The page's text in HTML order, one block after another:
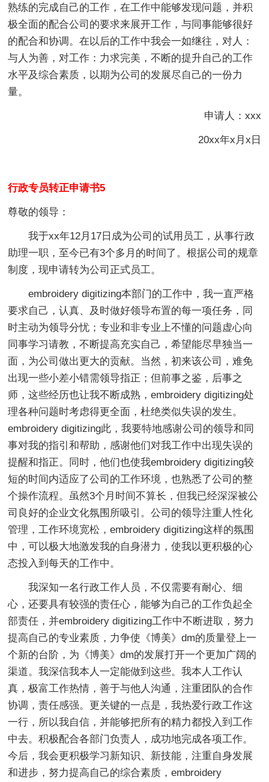
熟练的完成自己的工作，在工作中能够发现问题，并积
极全面的配合公司的要求来展开工作，与同事能够很好
的配合和协调。在以后的工作中我会一如继往，对人：
与人为善，对工作：力求完美，不断的提升自己的工作
水平及综合素质，以期为公司的发展尽自己的一份力
量。
申请人：xxx
20xx年x月x日
行政专员转正申请书5
尊敬的领导：
我于xx年12月17日成为公司的试用员工，从事行政
助理一职，至今已有3个多月的时间了。根据公司的规章
制度，现申请转为公司正式员工。
embroidery digitizing本部门的工作中，我一直严格
要求自己，认真、及时做好领导布置的每一项任务，同
时主动为领导分忧；专业和非专业上不懂的问题虚心向
同事学习请教，不断提高充实自己，希望能尽早独当一
面，为公司做出更大的贡献。当然，初来该公司，难免
出现一些小差小错需领导指正；但前事之鉴，后事之
师，这些经历也让我不断成熟，embroidery digitizing处
理各种问题时考虑得更全面，杜绝类似失误的发生。
embroidery digitizing此，我要特地感谢公司的领导和同
事对我的指引和帮助，感谢他们对我工作中出现失误的
提醒和指正。同时，他们也使我embroidery digitizing较
短的时间内适应了公司的工作环境，也熟悉了公司的整
个操作流程。虽然3个月时间不算长，但我已经深深被公
司良好的企业文化氛围所吸引。公司的领导注重人性化
管理，工作环境宽松，embroidery digitizing这样的氛围
中，可以极大地激发我的自身潜力，使我以更积极的心
态投入到每天的工作中。
我深知一名行政工作人员，不仅需要有耐心、细
心，还要具有较强的责任心，能够为自己的工作负起全
部责任，并embroidery digitizing工作中不断进取，努力
提高自己的专业素质，力争使《博美》dm的质量登上一
个新的台阶，为《博美》dm的发展打开一个更加广阔的
渠道。我深信我本人一定能做到这些。我本人工作认
真，极富工作热情，善于与他人沟通，注重团队的合作
协调，责任感强。更关键的一点是，我热爱行政工作这
一行，所以我自信，并能够把所有的精力都投入到工作
中去。积极配合各部门负责人，成功地完成各项工作。
今后，我会更积极学习新知识、新技能，注重自身发展
和进步，努力提高自己的综合素质，embroidery